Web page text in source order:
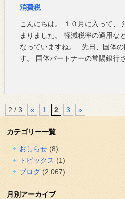
消費税
こんにちは。 １０月に入って、
まりました。 軽減税率の適用な
なっていますね。 先日、国体の
す。 国体パートナーの常陽銀行
2 / 3 « 1 2 3 »
カテゴリー一覧
おしらせ(8)
トピックス (1)
ブログ(2,067)
月別アーカイブ